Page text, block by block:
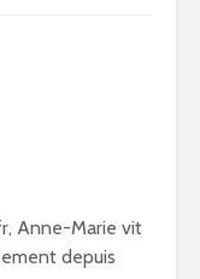
Anne-Marie vit
depuis